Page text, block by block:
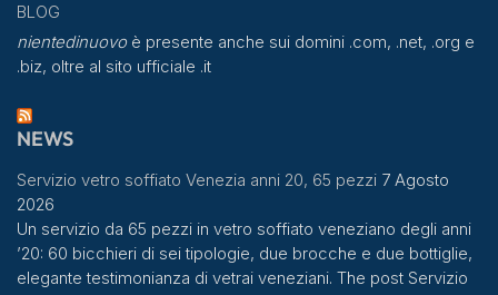
BLOG
nientedinuovoè presente anche sui domini .com, .net, .org e
.biz, oltre al sito ufficiale .it
NEWS
Servizio vetro soffiato Venezia anni 20, 65 pezzi 7 Agosto
2026
Un servizio da 65 pezzi in vetro soffiato veneziano degli anni
’20: 60 bicchieri di sei tipologie, due brocche e due bottiglie,
elegante testimonianza di vetrai veneziani. The post Servizio